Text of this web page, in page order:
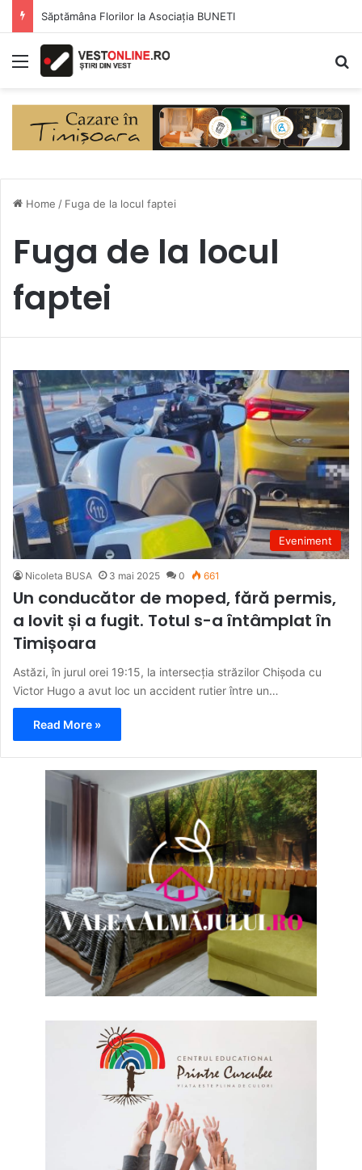
Săptămâna Florilor la Asociația BUNETI
Menu
Home / Fuga de la locul faptei
Fuga de la locul
faptei
Eveniment
Nicoleta BUSA 3 mai 2025 0 661
Un conducător de moped, fără permis,
a lovit și a fugit. Totul s-a întâmplat în
Timișoara
Astăzi, în jurul orei 19:15, la intersecția străzilor Chișoda cu
Victor Hugo a avut loc un accident rutier între un…
Read More »